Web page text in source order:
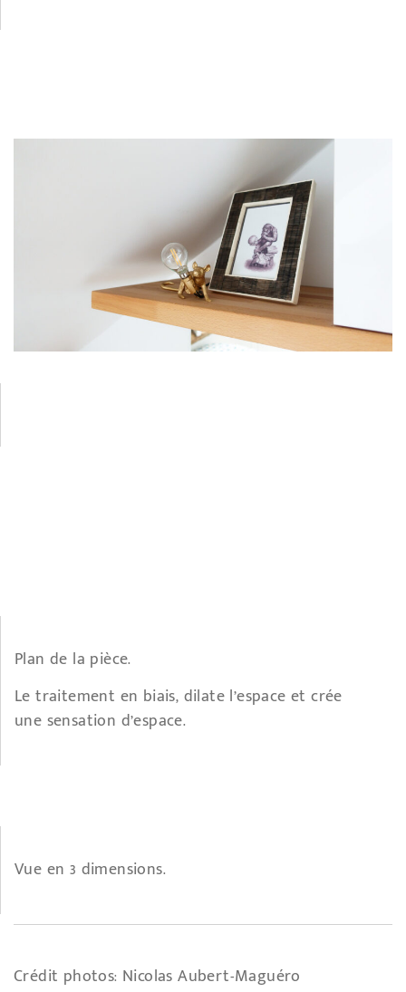
Plan de la pièce.
Le traitement en biais, dilate l’espace et crée
une sensation d’espace.
Vue en 3 dimensions.
Crédit photos: Nicolas Aubert-Maguéro